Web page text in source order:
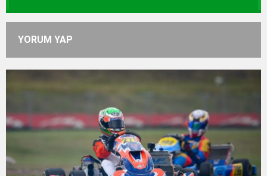
YORUM YAP